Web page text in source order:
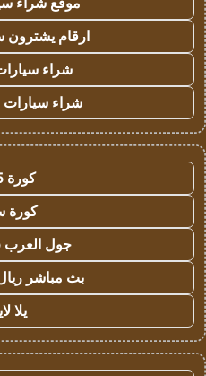
ارقام يشترون
شراء
شراء سيارات
كورة 365
كورة
جول العرب goalarab
بث مباشر
يلا